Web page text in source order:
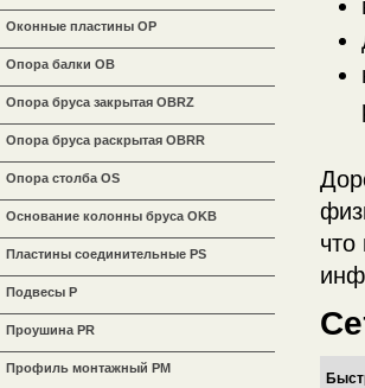
Оконные пластины OP
Опора балки OB
Опора бруса закрытая OBRZ
Опора бруса раскрытая OBRR
Опора столба OS
Основание колонны бруса OKB
Пластины соединительные PS
Подвесы P
Проушина PR
Профиль монтажный PM